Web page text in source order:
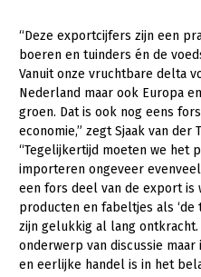
Natuur, klimaat en energie
Bodem en water
Platteland en omgeving
Mens, ondernemerschap
Internationaal
Sectoren
Dier
“Deze exportcijfers zijn een
boeren en tuinders én de
Vanuit onze vruchtbare delta
Nederland maar ook Europa
groen. Dat is ook nog eens
economie,” zegt Sjaak van der
“Tegelijkertijd moeten we het
importeren ongeveer
een fors deel van de export
producten en fabeltjes als
zijn gelukkig al lang
onderwerp van discussie
en eerlijke handel is in het